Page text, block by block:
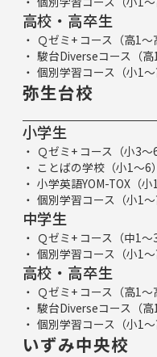
高校・高卒生
Ｑゼミ+ コース（高1～
駿台Diverseコース（高
個別学習コース（小1～
弥生台校
小学生
Ｑゼミ+ コース（小3～6
ことばの学校（小1～6）
小学英語YOM-TOX（小1
個別学習コース（小1～
中学生
Ｑゼミ+ コース（中1～3
個別学習コース（小1～
高校・高卒生
Ｑゼミ+ コース（高1～
駿台Diverseコース（高
個別学習コース（小1～
いずみ中央校